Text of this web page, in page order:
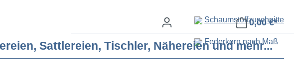
Schaumstoffzuschnitte
Federkern nach Maß
0,00 €*
Sattlereien, Tischler, Nähereien und mehr...